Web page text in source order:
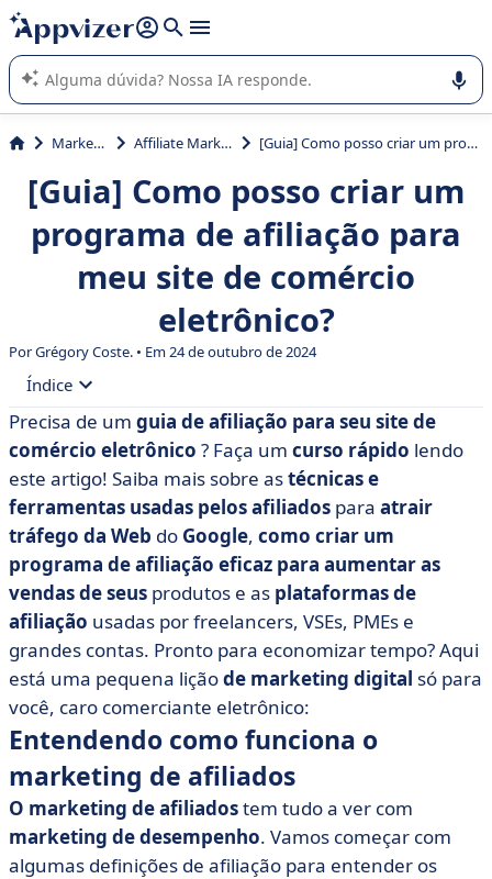
de nossa IA (várias linhas com
A IA do Appvizer o orienta no uso ou na seleção de software
SaaS para sua empresa.
Marketing Affiliate Marketing [Guia] Como posso criar um programa de afiliação para meu site de comércio eletrônico?
[Guia] Como posso criar um
programa de afiliação para
meu site de comércio
eletrônico?
Por Grégory Coste. • Em 24 de outubro de 2024
Índice
• Entendendo como funciona o marketing de afiliados
• Qual plataforma de afiliação devo escolher?
• 2 plataformas de afiliação tradicionais
• 2 soluções técnicas de marca branca
• 2 soluções SaaS para pequenas contas
• Quais ferramentas de aquisição de tráfego devem ser
implementadas?
Precisa de um guia de afiliação para seu site de
comércio eletrônico ? Faça um curso rápido lendo
este artigo! Saiba mais sobre astécnicas e
ferramentas usadas pelos afiliados para atrair
tráfego da Web do Google, como criar um
programa de afiliação eficaz para aumentar as
vendas de seus produtos e as plataformas de
afiliação usadas por freelancers, VSEs, PMEs e
grandes contas. Pronto para economizar tempo? Aqui
está uma pequena liçãode marketing digital só para
você, caro comerciante eletrônico:
Entendendo como funciona o
marketing de afiliados
O marketing de afiliadostem tudo a ver com
marketing de desempenho. Vamos começar com
algumas definições de afiliação para entender os